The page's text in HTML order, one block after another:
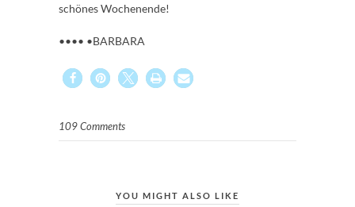
schönes Wochenende!
•••• •BARBARA
109 Comments
YOU MIGHT ALSO LIKE